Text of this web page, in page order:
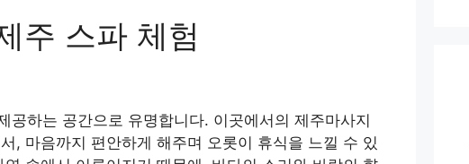
주 스파 체험
공하는 공간으로 유명합니다. 이곳에서의 제주마사지
, 마음까지 편안하게 해주며 오롯이 휴식을 느낄 수 있